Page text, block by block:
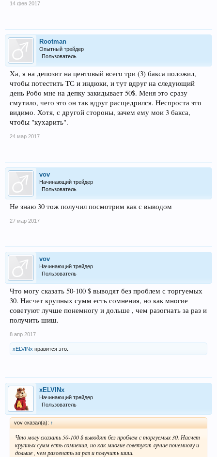
14 фев 2017
Rootman
Опытный трейдер
Пользователь
Ха, я на депозит на центовый всего три (3) бакса положил,
чтобы потестить ТС и индюки, и тут вдруг на следующий
день Робо мне на депку закидывает 50$. Меня это сразу
смутило, чего это он так вдруг расщедрился. Неспроста это
видимо. Хотя, с другой стороны, зачем ему мои 3 бакса,
чтобы "кухарить".
24 мар 2017
vov
Начинающий трейдер
Пользователь
Не знаю 30 тож получил посмотрим как с выводом
27 мар 2017
vov
Начинающий трейдер
Пользователь
Что могу сказать 50-100 $ выводят без проблем с торгуемых
30. Насчет крупных сумм есть сомнения, но как многие
советуют лучше понемногу и дольше , чем разогнать за раз и
получить шиш.
8 апр 2017
xELVINx нравится это.
xELVINx
Начинающий трейдер
Пользователь
vov сказал(а): ↑
Что могу сказать 50-100 $ выводят без проблем с торгуемых 30. Насчет
крупных сумм есть сомнения, но как многие советуют лучше понемногу и
дольше , чем разогнать за раз и получить шиш.